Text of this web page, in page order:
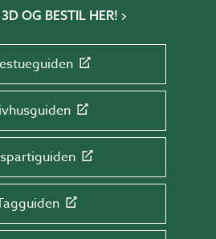
OG BESTIL HER!